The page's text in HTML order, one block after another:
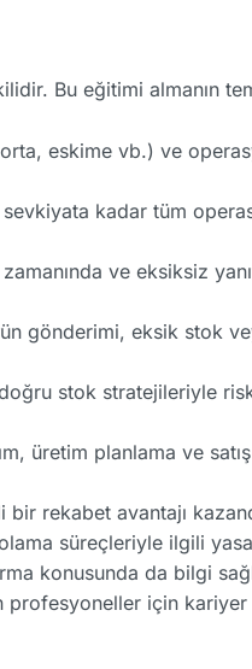
Bu eğitimi almanın
eskime vb.) ve
kadar tüm
ve eksiksiz
gönderimi, eksik stok
stok stratejileriyle
üretim planlama ve
rekabet avantajı
süreçleriyle ilgili
konusunda da bilgi
için kariyer